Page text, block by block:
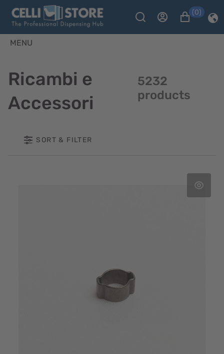
(0)
MENU
Ricambi e
Accessori
5232
products
SORT & FILTER